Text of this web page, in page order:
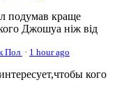
подумав краще
Джошуа ніж від
Пол · 1 hour ago
кого